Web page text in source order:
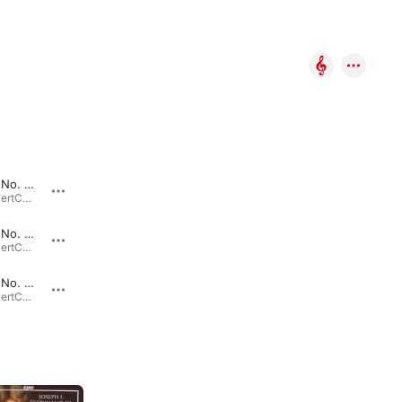
Pfingsten: No. 3, Gott der Vater wohn uns bei
CrügerConcertChoräle für die Jahreszeiten · 2015
Pfingsten: No. 2, Nun bitten wir den Heiligen Geist
CrügerConcertChoräle für die Jahreszeiten · 2015
Pfingsten: No. 1, Komm Heiliger Geist Herre Gott
CrügerConcertChoräle für die Jahreszeiten · 2015